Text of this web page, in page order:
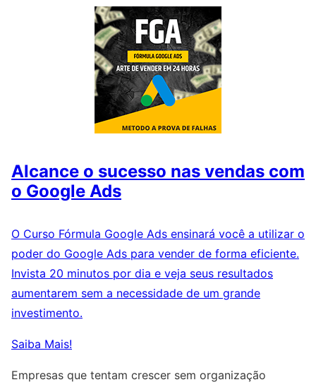
Alcance o sucesso nas vendas com
o Google Ads
O Curso Fórmula Google Ads ensinará você a utilizar o
poder do Google Ads para vender de forma eficiente.
Invista 20 minutos por dia e veja seus resultados
aumentarem sem a necessidade de um grande
investimento.
Saiba Mais!
Empresas que tentam crescer sem organização